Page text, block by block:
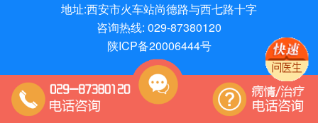
地址:西安市火车站尚德路与西七路十字
咨询热线: 029-87380120
陕ICP备20006444号